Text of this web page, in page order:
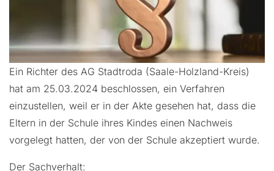
Ein Richter des AG Stadtroda (Saale-Holzland-Kreis)
hat am 25.03.2024 beschlossen, ein Verfahren
einzustellen, weil er in der Akte gesehen hat, dass die
Eltern in der Schule ihres Kindes einen Nachweis
vorgelegt hatten, der von der Schule akzeptiert wurde.
Der Sachverhalt: